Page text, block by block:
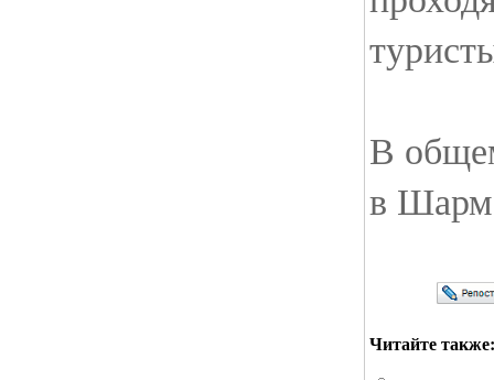
В
в
Читайте также: